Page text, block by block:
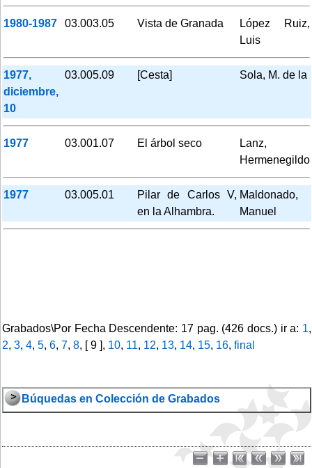
1980-1987 03.003.05 Vista de Granada
López Ruiz,
Luis
1977,
diciembre,
10
03.005.09 [Cesta] Sola, M. de la
1977 03.001.07 El árbol seco
Lanz,
Hermenegildo
1977 03.005.01
Pilar de Carlos V,
en la Alhambra.
Maldonado,
Manuel
Grabados\Por Fecha Descendente: 17 pag. (426 docs.) ir a: 1,
2, 3, 4, 5, 6, 7, 8, [ 9 ], 10, 11, 12, 13, 14, 15, 16, final
Búquedas en Colección de Grabados